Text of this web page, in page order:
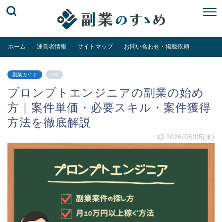
ホーム 運営者情報 サイトマップ お問い合わせ・掲載依頼
副業ガイド PR
プロンプトエンジニアの副業の始め
方｜案件単価・必要スキル・案件獲得
方法を徹底解説
2026/08/05(水)